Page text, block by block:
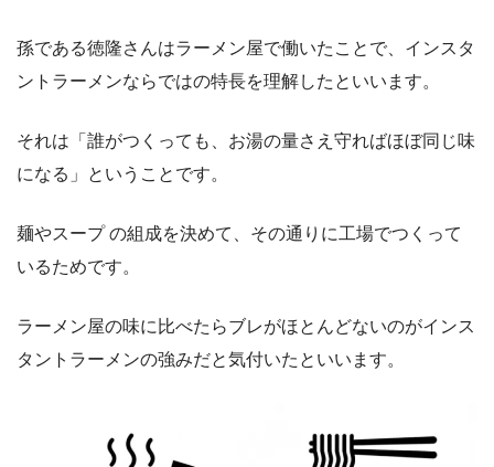
孫である徳隆さんはラーメン屋で働いたことで、インスタ
ントラーメンならではの特長を理解したといいます。
それは「誰がつくっても、お湯の量さえ守ればほぼ同じ味
になる」ということです。
麺やスープ の組成を決めて、その通りに工場でつくって
いるためです。
ラーメン屋の味に比べたらブレがほとんどないのがインス
タントラーメンの強みだと気付いたといいます。